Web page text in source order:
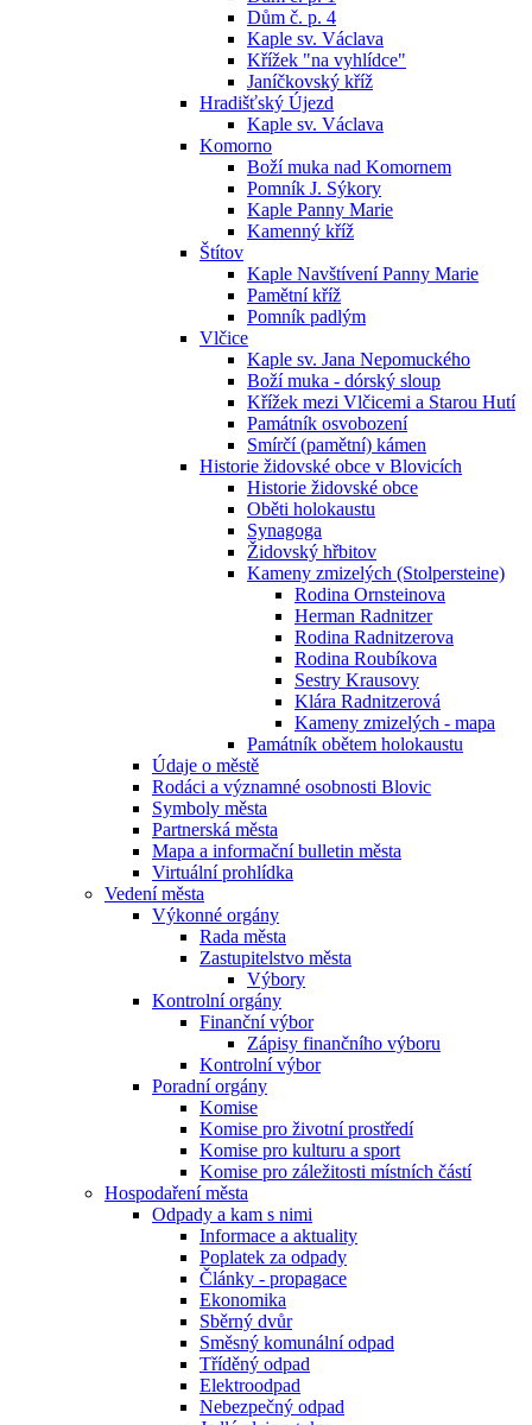
Dům č. p. 4
Kaple sv. Václava
Křížek "na vyhlídce"
Janíčkovský kříž
Hradišťský Újezd
Kaple sv. Václava
Komorno
Boží muka nad Komornem
Pomník J. Sýkory
Kaple Panny Marie
Kamenný kříž
Štítov
Kaple Navštívení Panny Marie
Pamětní kříž
Pomník padlým
Vlčice
Kaple sv. Jana Nepomuckého
Boží muka - dórský sloup
Křížek mezi Vlčicemi a Starou Hutí
Památník osvobození
Smírčí (pamětní) kámen
Historie židovské obce v Blovicích
Historie židovské obce
Oběti holokaustu
Synagoga
Židovský hřbitov
Kameny zmizelých (Stolpersteine)
Rodina Ornsteinova
Herman Radnitzer
Rodina Radnitzerova
Rodina Roubíkova
Sestry Krausovy
Klára Radnitzerová
Kameny zmizelých - mapa
Památník obětem holokaustu
Údaje o městě
Rodáci a významné osobnosti Blovic
Symboly města
Partnerská města
Mapa a informační bulletin města
Virtuální prohlídka
Vedení města
Výkonné orgány
Rada města
Zastupitelstvo města
Výbory
Kontrolní orgány
Finanční výbor
Zápisy finančního výboru
Kontrolní výbor
Poradní orgány
Komise
Komise pro životní prostředí
Komise pro kulturu a sport
Komise pro záležitosti místních částí
Hospodaření města
Odpady a kam s nimi
Informace a aktuality
Poplatek za odpady
Články - propagace
Ekonomika
Sběrný dvůr
Směsný komunální odpad
Tříděný odpad
Elektroodpad
Nebezpečný odpad